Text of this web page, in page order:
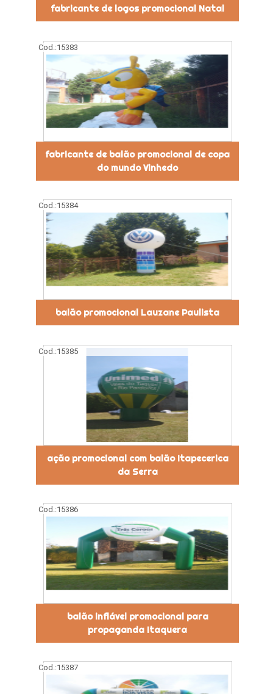
fabricante de logos promocional Natal
Cod.:15383
fabricante de balão promocional de copa
do mundo Vinhedo
Cod.:15384
balão promocional Lauzane Paulista
Cod.:15385
ação promocional com balão Itapecerica
da Serra
Cod.:15386
balão inflável promocional para
propaganda Itaquera
Cod.:15387